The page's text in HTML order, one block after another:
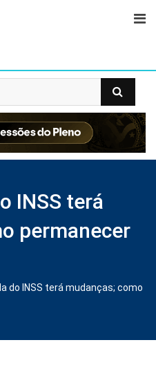
INSS terá
permanecer
do INSS terá mudanças; como